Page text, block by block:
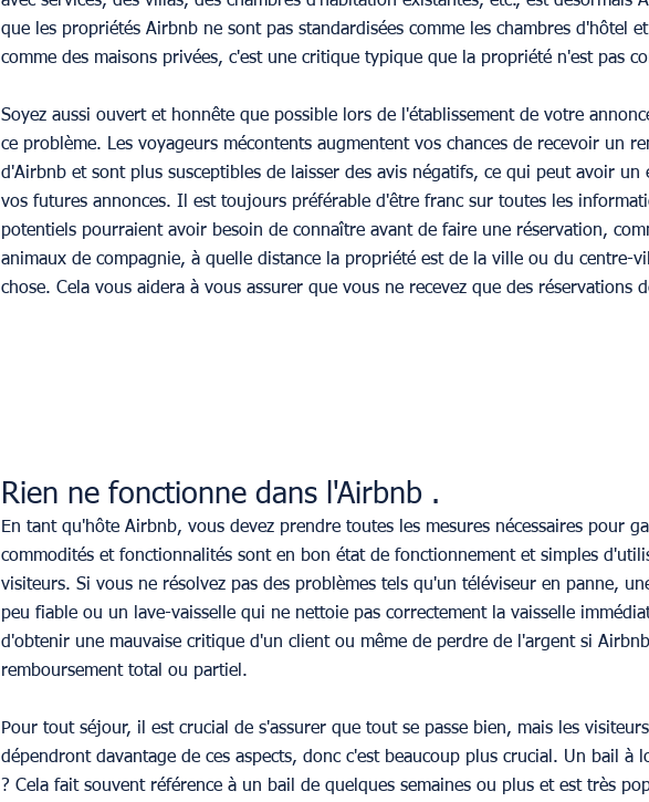
que les propriétés Airbnb ne sont pas standardisées comme les chambres d'hôtel
comme des maisons privées, c'est une critique typique que la propriété n'est pas
Soyez aussi ouvert et honnête que possible lors de l'établissement de votre
ce problème. Les voyageurs mécontents augmentent vos chances de recevoir un
d'Airbnb et sont plus susceptibles de laisser des avis négatifs, ce qui peut avoir un
vos futures annonces. Il est toujours préférable d'être franc sur toutes les
potentiels pourraient avoir besoin de connaître avant de faire une réservation,
animaux de compagnie, à quelle distance la propriété est de la ville ou du centre-
chose. Cela vous aidera à vous assurer que vous ne recevez que des réservations
Rien ne fonctionne dans l'Airbnb .
En tant qu'hôte Airbnb, vous devez prendre toutes les mesures nécessaires pour
commodités et fonctionnalités sont en bon état de fonctionnement et simples
visiteurs. Si vous ne résolvez pas des problèmes tels qu'un téléviseur en panne,
peu fiable ou un lave-vaisselle qui ne nettoie pas correctement la vaisselle
d'obtenir une mauvaise critique d'un client ou même de perdre de l'argent si
remboursement total ou partiel.
Pour tout séjour, il est crucial de s'assurer que tout se passe bien, mais les
dépendront davantage de ces aspects, donc c'est beaucoup plus crucial. Un bail à
? Cela fait souvent référence à un bail de quelques semaines ou plus et est très